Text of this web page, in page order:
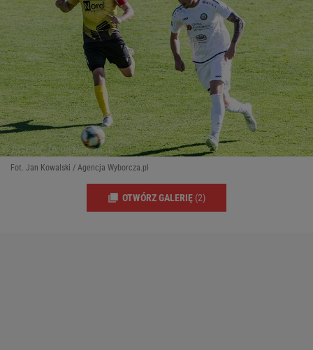
Fot. Jan Kowalski / Agencja Wyborcza.pl
OTWÓRZ GALERIĘ (2)